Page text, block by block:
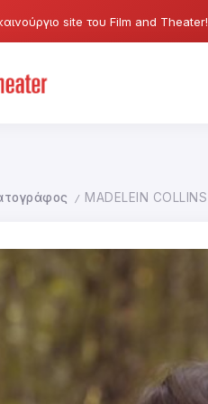
site του Film and Theater!
/ MADELEIN COLLINS